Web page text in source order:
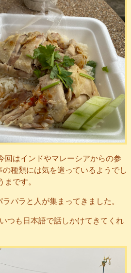
回はインドやマレーシアからの参
種類には気を遣っているようでし
です。
パラと人が集まってきました。
つも日本語で話しかけてきてくれ